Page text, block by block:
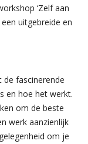
‘Zelf aan
uitgebreide en
de fascinerende
en hoe het werkt.
om de beste
werk aanzienlijk
om je